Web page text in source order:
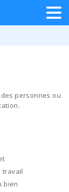
personnes ou
travail
bien